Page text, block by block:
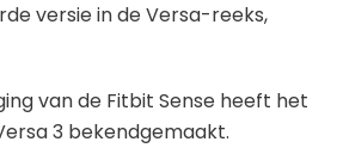
versie in de Versa-reeks,
van de Fitbit Sense heeft het
3 bekendgemaakt.